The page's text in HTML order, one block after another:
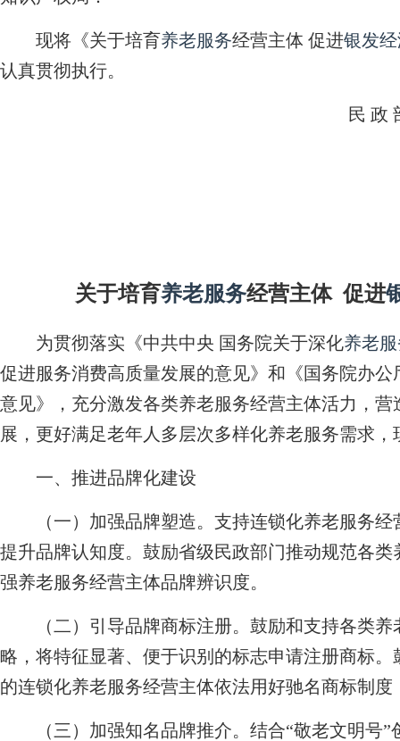
现将《关于培育养老服务经营主体 促进银发
认真贯彻执行。
民 政
关于培育养老服务经营主体 促进
为贯彻落实《中共中央 国务院关于深化养老
促进服务消费高质量发展的意见》和《国务院办公
意见》，充分激发各类养老服务经营主体活力，
展，更好满足老年人多层次多样化养老服务需求，
一、推进品牌化建设
（一）加强品牌塑造。 支持连锁化养老服务
提升品牌认知度。鼓励省级民政部门推动规范各
强养老服务经营主体品牌辨识度。
（二）引导品牌商标注册。 鼓励和支持各类养
略，将特征显著、便于识别的标志申请注册商标
的连锁化养老服务经营主体依法用好驰名商标制
（三）加强知名品牌推介。 结合“敬老文明号